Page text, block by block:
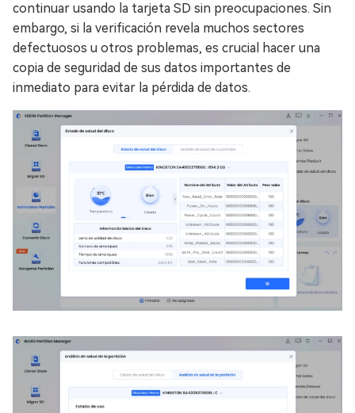
continuar usando la tarjeta SD sin preocupaciones. Sin
embargo, si la verificación revela muchos sectores
defectuosos u otros problemas, es crucial hacer una
copia de seguridad de sus datos importantes de
inmediato para evitar la pérdida de datos.